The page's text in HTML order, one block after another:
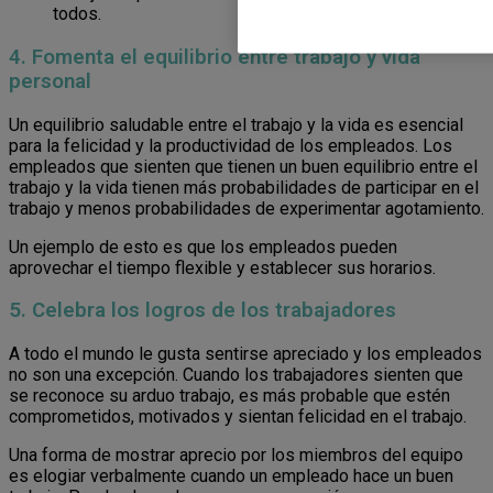
todos.
4. Fomenta el equilibrio entre trabajo y vida
personal
Un equilibrio saludable entre el trabajo y la vida es esencial
para la felicidad y la productividad de los empleados. Los
empleados que sienten que tienen un buen equilibrio entre el
trabajo y la vida tienen más probabilidades de participar en el
trabajo y menos probabilidades de experimentar agotamiento.
Un ejemplo de esto es que los empleados pueden
aprovechar el tiempo flexible y establecer sus horarios.
5. Celebra los logros de los trabajadores
A todo el mundo le gusta sentirse apreciado y los empleados
no son una excepción. Cuando los trabajadores sienten que
se reconoce su arduo trabajo, es más probable que estén
comprometidos, motivados y sientan felicidad en el trabajo.
Una forma de mostrar aprecio por los miembros del equipo
es elogiar verbalmente cuando un empleado hace un buen